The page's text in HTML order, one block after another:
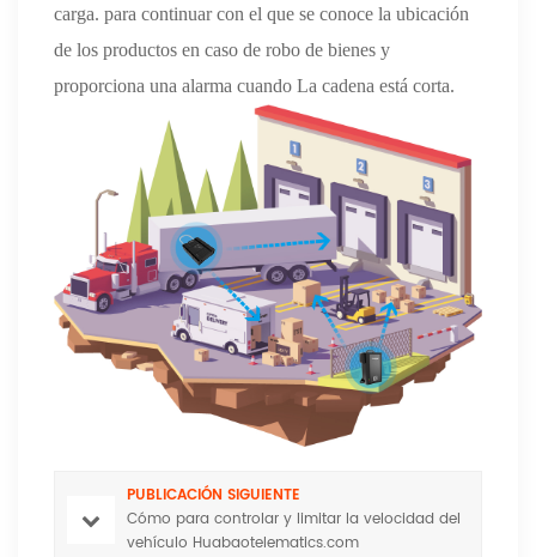
carga. para continuar con el que se conoce la ubicación
de los productos en caso de robo de bienes y
proporciona una alarma cuando La cadena está corta.
PUBLICACIÓN SIGUIENTE
Cómo para controlar y limitar la velocidad del
vehículo Huabaotelematics.com